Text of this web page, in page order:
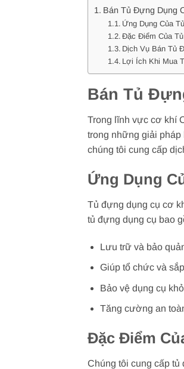
Bán Tủ Đựng Dụng
Ứng Dụng Của
Đặc Điểm Của
Dịch Vụ Bán Tủ
Lợi Ích Khi Mua
Bán Tủ
Trong lĩnh vực cơ khí
trong những giải pháp
chúng tôi cung cấp
Ứng Dụng
Tủ đựng dụng cụ cơ
tủ đựng dụng cụ bao
Lưu trữ và bảo
Giúp tổ chức và
Bảo vệ dụng cụ
Tăng cường an
Đặc Điểm
Chúng tôi cung cấp